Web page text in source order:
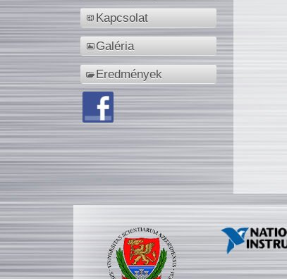
Kapcsolat
Galéria
Eredmények